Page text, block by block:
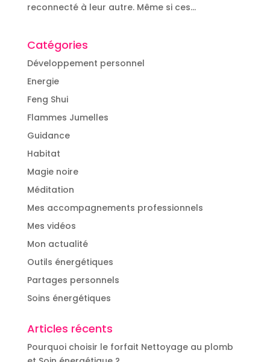
reconnecté à leur autre. Même si ces...
Catégories
Développement personnel
Energie
Feng Shui
Flammes Jumelles
Guidance
Habitat
Magie noire
Méditation
Mes accompagnements professionnels
Mes vidéos
Mon actualité
Outils énergétiques
Partages personnels
Soins énergétiques
Articles récents
Pourquoi choisir le forfait Nettoyage au plomb